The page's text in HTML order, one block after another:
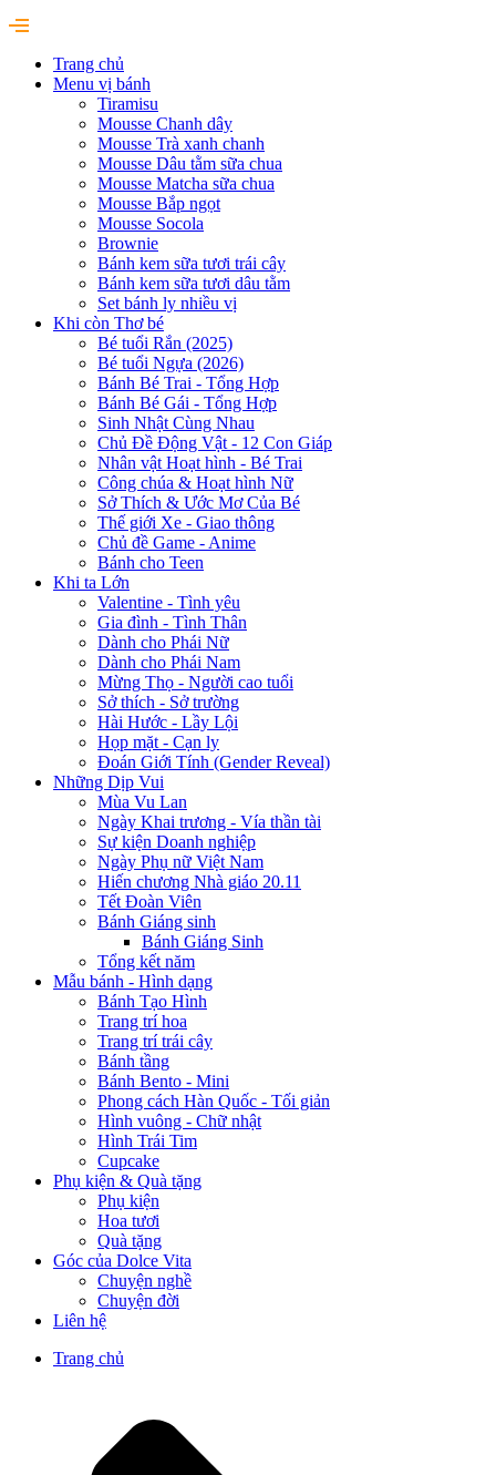
Trang chủ
Menu vị bánh
Tiramisu
Mousse Chanh dây
Mousse Trà xanh chanh
Mousse Dâu tằm sữa chua
Mousse Matcha sữa chua
Mousse Bắp ngọt
Mousse Socola
Brownie
Bánh kem sữa tươi trái cây
Bánh kem sữa tươi dâu tằm
Set bánh ly nhiều vị
Khi còn Thơ bé
Bé tuổi Rắn (2025)
Bé tuổi Ngựa (2026)
Bánh Bé Trai - Tổng Hợp
Bánh Bé Gái - Tổng Hợp
Sinh Nhật Cùng Nhau
Chủ Đề Động Vật - 12 Con Giáp
Nhân vật Hoạt hình - Bé Trai
Công chúa & Hoạt hình Nữ
Sở Thích & Ước Mơ Của Bé
Thế giới Xe - Giao thông
Chủ đề Game - Anime
Bánh cho Teen
Khi ta Lớn
Valentine - Tình yêu
Gia đình - Tình Thân
Dành cho Phái Nữ
Dành cho Phái Nam
Mừng Thọ - Người cao tuổi
Sở thích - Sở trường
Hài Hước - Lầy Lội
Họp mặt - Cạn ly
Đoán Giới Tính (Gender Reveal)
Những Dịp Vui
Mùa Vu Lan
Ngày Khai trương - Vía thần tài
Sự kiện Doanh nghiệp
Ngày Phụ nữ Việt Nam
Hiến chương Nhà giáo 20.11
Tết Đoàn Viên
Bánh Giáng sinh
Bánh Giáng Sinh
Tổng kết năm
Mẫu bánh - Hình dạng
Bánh Tạo Hình
Trang trí hoa
Trang trí trái cây
Bánh tầng
Bánh Bento - Mini
Phong cách Hàn Quốc - Tối giản
Hình vuông - Chữ nhật
Hình Trái Tim
Cupcake
Phụ kiện & Quà tặng
Phụ kiện
Hoa tươi
Quà tặng
Góc của Dolce Vita
Chuyện nghề
Chuyện đời
Liên hệ
Trang chủ